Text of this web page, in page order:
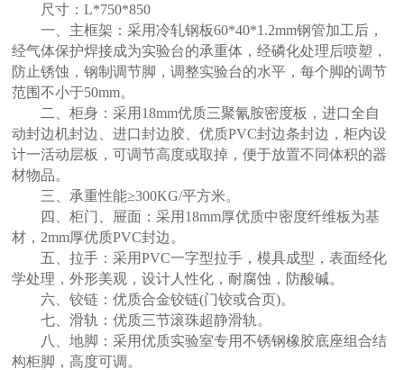
尺寸：L*750*850
一、主框架：采用冷轧钢板60*40*1.2mm钢管加工后，
经气体保护焊接成为实验台的承重体，经磷化处理后喷塑，
防止锈蚀，钢制调节脚，调整实验台的水平，每个脚的调节
范围不小于50mm。
二、柜身：采用18mm优质三聚氰胺密度板，进口全自
动封边机封边、进口封边胶、优质PVC封边条封边，柜内设
计一活动层板，可调节高度或取掉，便于放置不同体积的器
材物品。
三、承重性能≥300KG/平方米。
四、柜门、屉面：采用18mm厚优质中密度纤维板为基
材，2mm厚优质PVC封边。
五、拉手：采用PVC一字型拉手，模具成型，表面经化
学处理，外形美观，设计人性化，耐腐蚀，防酸碱。
六、铰链：优质合金铰链(门铰或合页)。
七、滑轨：优质三节滚珠超静滑轨。
八、地脚：采用优质实验室专用不锈钢橡胶底座组合结
构柜脚，高度可调。